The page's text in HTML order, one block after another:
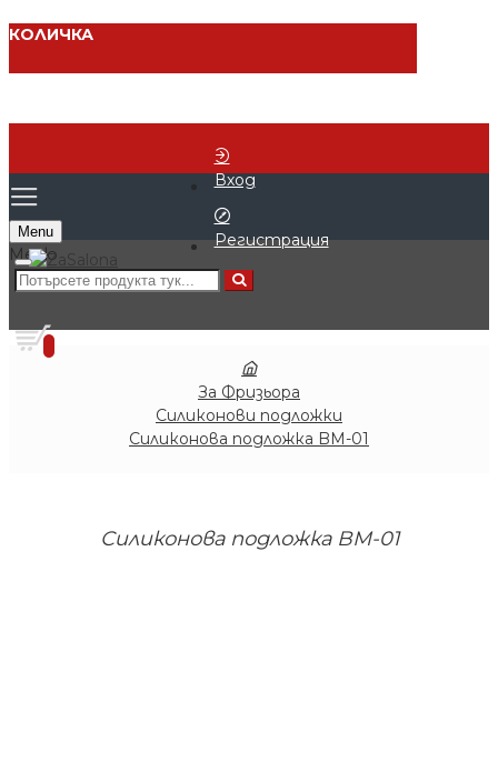
КОЛИЧКА
Вход
Регистрация
Menu
0
За Фризьора
Силиконови подложки
Силиконова подложка BM-01
Силиконова подложка BM-01